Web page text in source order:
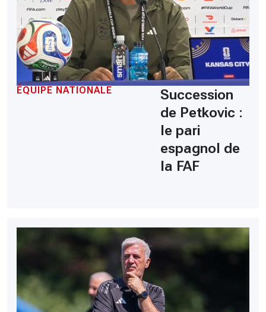
ÉQUIPE NATIONALE
Succession
de Petkovic :
le pari
espagnol de
la FAF